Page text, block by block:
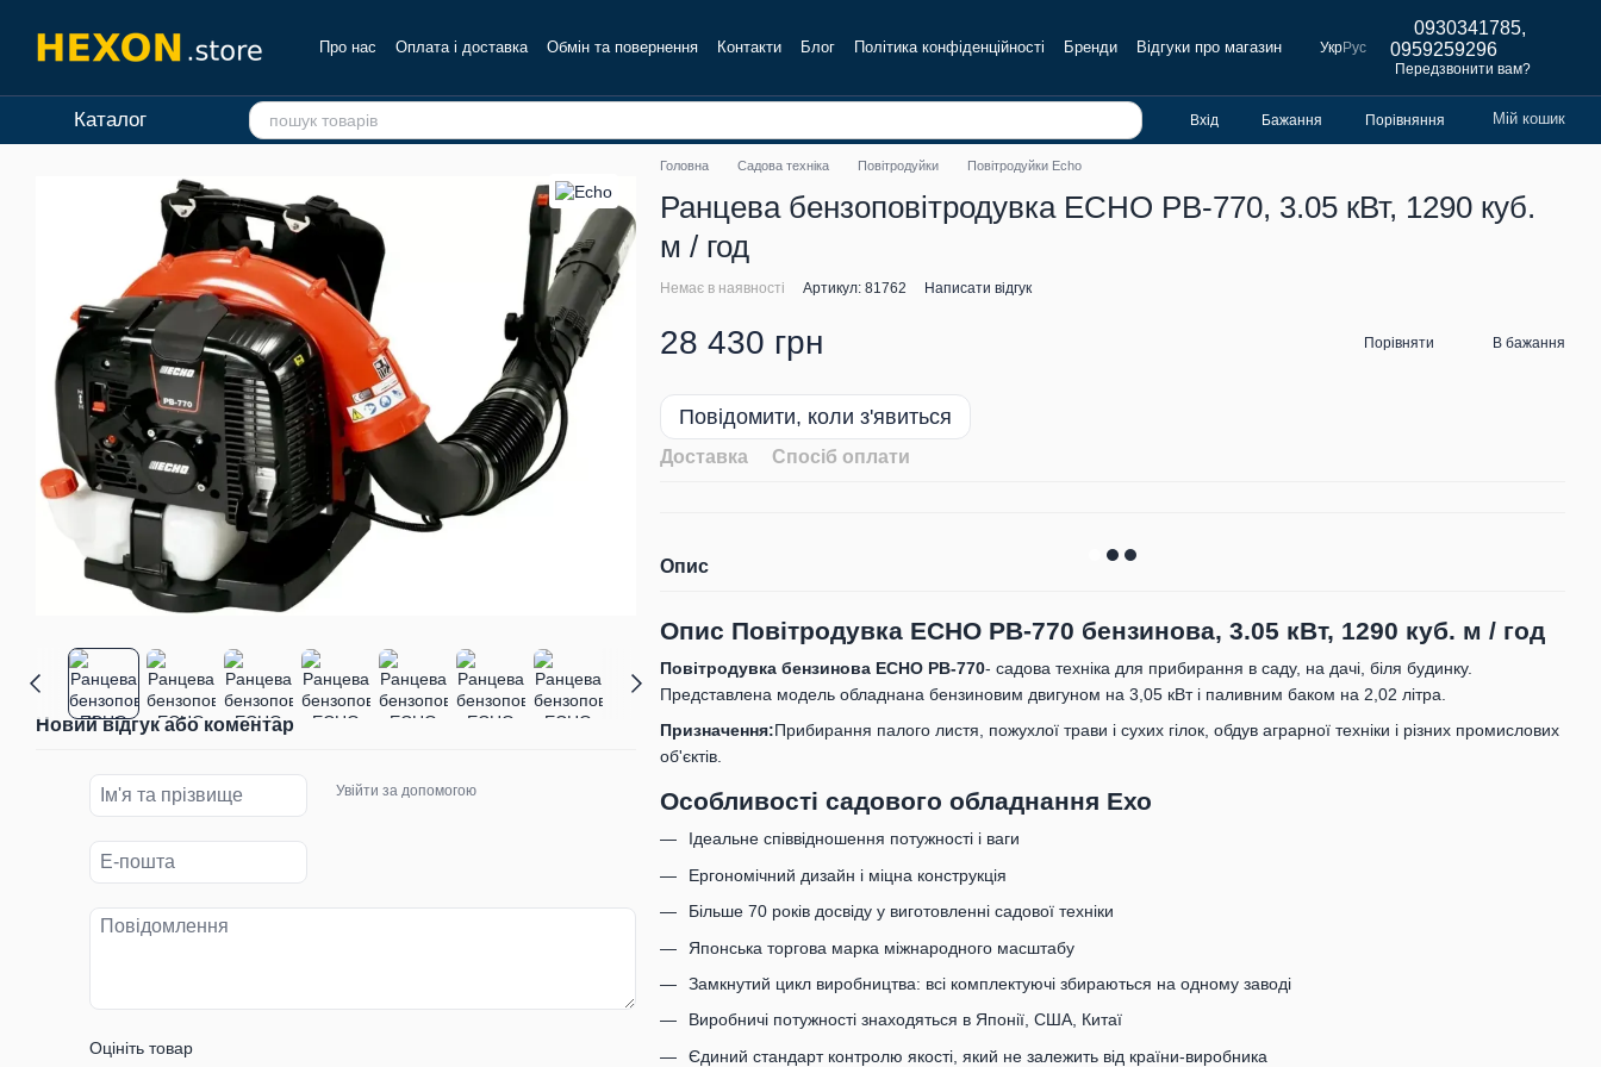
Про нас Оплата і доставка Обмін та повернення Контакти Блог Політика конфіденційності Бренди Відгуки про магазин УкрРус
0930341785,
0959259296
Передзвонити вам?
Каталог Вхід Бажання Порівняння Мій кошик
Новий відгук або коментар
Увійти за допомогою
Оцініть товар
Головна Садова техніка Повітродуйки Повітродуйки Echo
Ранцева бензоповітродувка ECHO PB-770, 3.05 кВт, 1290 куб.
м / год
Немає в наявності Артикул: 81762 Написати відгук
28 430 грн Порівняти В бажання
Повідомити, коли з'явиться
Доставка Спосіб оплати
Опис
Опис Повітродувка ECHO PB-770 бензинова, 3.05 кВт, 1290 куб. м / год
Повітродувка бензинова ECHO PB-770- садова техніка для прибирання в саду, на дачі, біля будинку.
Представлена модель обладнана бензиновим двигуном на 3,05 кВт і паливним баком на 2,02 літра.
Призначення:Прибирання палого листя, пожухлої трави і сухих гілок, обдув аграрної техніки і різних промислових
об'єктів.
Особливості садового обладнання Ехо
Ідеальне співвідношення потужності і ваги
Ергономічний дизайн і міцна конструкція
Більше 70 років досвіду у виготовленні садової техніки
Японська торгова марка міжнародного масштабу
Замкнутий цикл виробництва: всі комплектуючі збираються на одному заводі
Виробничі потужності знаходяться в Японії, США, Китаї
Єдиний стандарт контролю якості, який не залежить від країни-виробника